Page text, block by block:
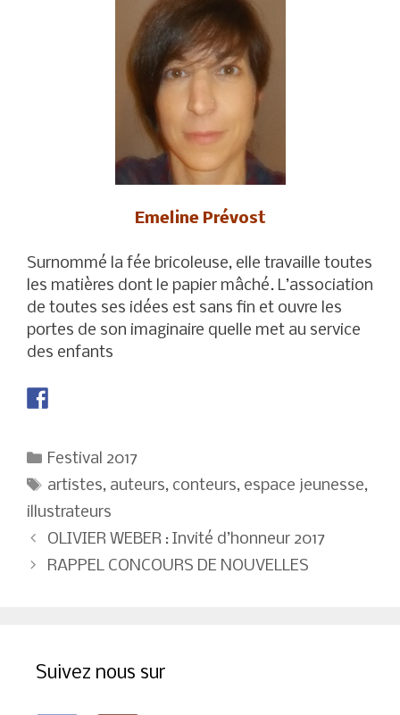
Emeline Prévost
Surnommé la fée bricoleuse, elle travaille toutes
les matières dont le papier mâché. L’association
de toutes ses idées est sans fin et ouvre les
portes de son imaginaire quelle met au service
des enfants
Catégories
Festival 2017
Étiquettes
artistes, auteurs, conteurs, espace jeunesse,
illustrateurs
Navigation
des
OLIVIER WEBER : Invité d’honneur 2017
RAPPEL CONCOURS DE NOUVELLES
Suivez nous sur